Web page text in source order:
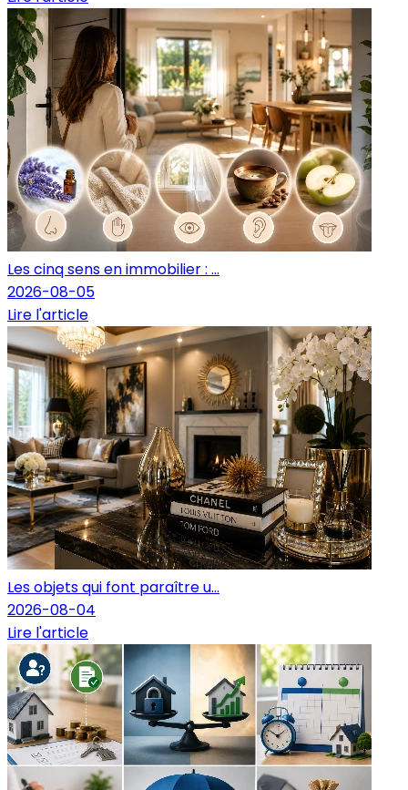
Les cinq sens en immobilier : ...
2026-08-05
Lire l'article
Les objets qui font paraître u...
2026-08-04
Lire l'article